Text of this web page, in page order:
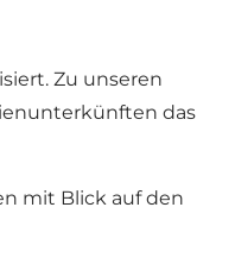
Zu unseren
das
mit Blick auf den